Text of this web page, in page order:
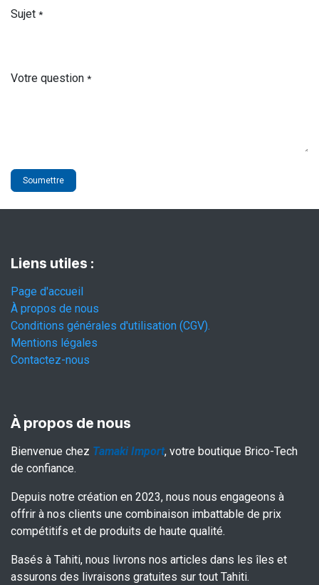
Sujet *
Votre question *
Soumettre
Liens utiles :
Page d'accueil
À propos de nous
Conditions générales d'utilisation (CGV).
Mentions légales
Contactez-nous
À propos de nous
Bienvenue chez Tamaki Import, votre boutique Brico-Tech
de confiance.
Depuis notre création en 2023, nous nous engageons à
offrir à nos clients une combinaison imbattable de prix
compétitifs et de produits de haute qualité.
Basés à Tahiti, nous livrons nos articles dans les îles et
assurons des livraisons gratuites sur tout Tahiti.